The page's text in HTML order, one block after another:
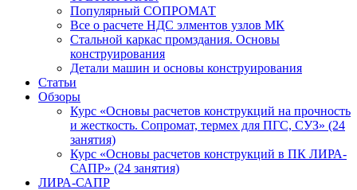
Популярный СОПРОМАТ
Все о расчете НДС элментов узлов МК
Стальной каркас промздания. Основы
конструирования
Детали машин и основы конструирования
Статьи
Обзоры
Курс «Основы расчетов конструкций на прочность
и жесткость. Сопромат, термех для ПГС, СУЗ» (24
занятия)
Курс «Основы расчетов конструкций в ПК ЛИРА-
САПР» (24 занятия)
ЛИРА-САПР